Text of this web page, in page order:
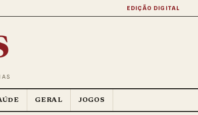
EDIÇÃO DIGITAL
GERAL JOGOS